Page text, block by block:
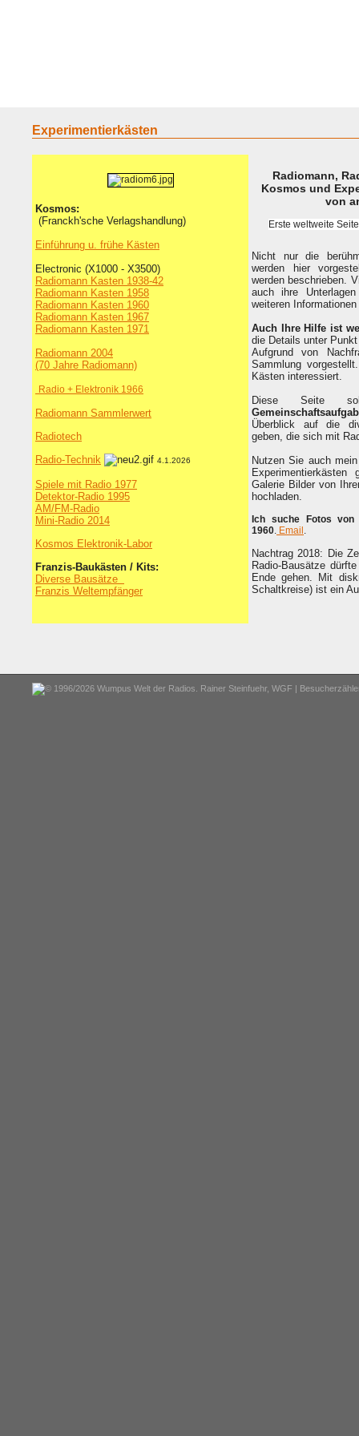
Experimentierkästen
Kosmos:
(Franckh'sche Verlagshandlung)
Einführung u. frühe Kästen
Electronic (X1000 - X3500)
Radiomann Kasten 1938-42
Radiomann Kasten 1958
Radiomann Kasten 1960
Radiomann Kasten 1967
Radiomann Kasten 1971
Radiomann 2004
(70 Jahre Radiomann)
Radio + Elektronik 1966
Radiomann Sammlerwert
Radiotech
Radio-Technik
4.1.2026
Spiele mit Radio 1977
Detektor-Radio 1995
AM/FM-Radio
Mini-Radio 2014
Kosmos Elektronik-Labor
Franzis-Baukästen / Kits:
Diverse Bausätze
Franzis Weltempfänger
Radiomann,
Kosmos und
von
Erste weltweite
Nicht nur die
werden hier
werden beschrieben.
auch ihre
weiteren
Auch Ihre Hilfe ist
die Details unter
Aufgrund von
Sammlung
Kästen interessiert.
Diese Seite
Überblick auf die
geben, die sich mit
Nutzen Sie auch
Galerie Bilder von
hochladen.
Ich suche Fotos von
1960. Email .
Nachtrag 2018: Die
Radio-Bausätze
Ende gehen. Mit
Schaltkreise) ist ein
© 1996/2026 Wumpus Welt der Radios. Rainer Steinfuehr, WGF |